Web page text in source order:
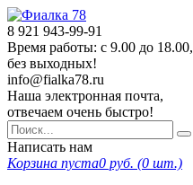
8 921 943-99-91
Время работы: с 9.00 до 18.00,
без выходных!
info@fialka78.ru
Наша электронная почта,
отвечаем очень быстро!
Написать нам
Корзина пуста0 руб. (0 шт.)